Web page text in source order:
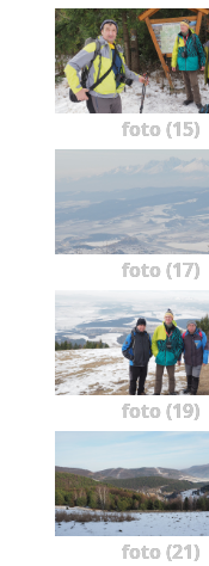
foto (15)
foto (17)
foto (19)
foto (21)